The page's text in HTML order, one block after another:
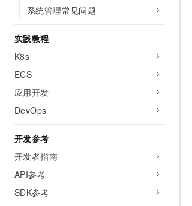
系统管理常见问题
实践教程
K8s
ECS
应用开发
DevOps
开发参考
开发者指南
API参考
SDK参考